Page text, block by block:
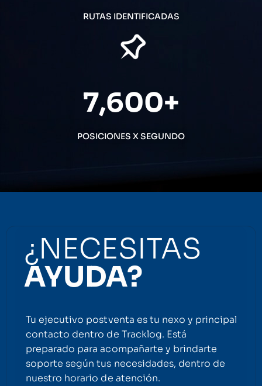
RUTAS IDENTIFICADAS
POSICIONES X SEGUNDO
7,600+
¿NECESITAS
AYUDA?
Tu ejecutivo postventa es tu nexo y principal
contacto dentro de Tracklog. Está
preparado para acompañarte y brindarte
soporte según tus necesidades, dentro de
nuestro horario de atención.